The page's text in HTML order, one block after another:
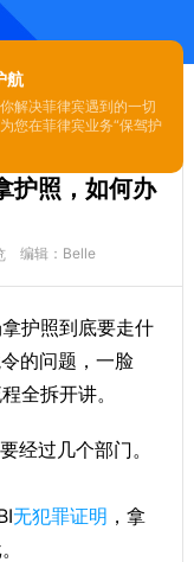
航
解决菲律宾遇到的一切
您在菲律宾业务“保驾护
护照，如何办
编辑：Belle
护照到底要走什
的问题，一脸
全拆开讲。
经过几个部门。
无犯罪证明 ，拿